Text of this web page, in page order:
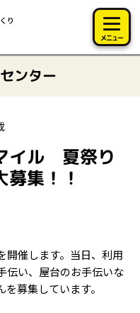
メニュー
ンター
イル 夏祭り
集！！
開催します。当日、利用
伝い、屋台のお手伝いな
募集しています。